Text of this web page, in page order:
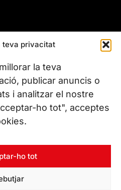
teva privacitat
la teva
publicar anuncis o
i analitzar el nostre
ho tot", acceptes
ho tot